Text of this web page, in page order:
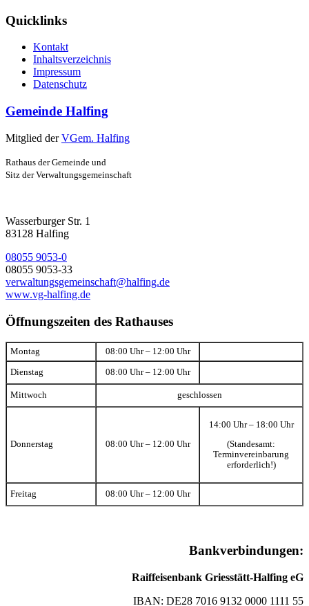
Quicklinks
Kontakt
Inhaltsverzeichnis
Impressum
Datenschutz
Gemeinde Halfing
Mitglied derVGem. Halfing
Rathaus der Gemeinde und
Sitz der Verwaltungsgemeinschaft
Wasserburger Str. 1
83128 Halfing
08055 9053-0
08055 9053-33
verwaltungsgemeinschaft@halfing.de
www.vg-halfing.de
Öffnungszeiten des Rathauses
Montag 08:00 Uhr – 12:00 Uhr
Dienstag 08:00 Uhr – 12:00 Uhr
Mittwoch geschlossen
Donnerstag 08:00 Uhr – 12:00 Uhr
14:00 Uhr – 18:00 Uhr
(Standesamt:
Terminvereinbarung
erforderlich!)
Freitag 08:00 Uhr – 12:00 Uhr
Bankverbindungen:
Raiffeisenbank Griesstätt-Halfing eG
IBAN: DE28 7016 9132 0000 1111 55